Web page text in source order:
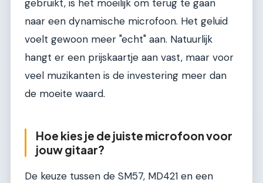
gebruikt, is het moeilijk om terug te gaan
naar een dynamische microfoon. Het geluid
voelt gewoon meer "echt" aan. Natuurlijk
hangt er een prijskaartje aan vast, maar voor
veel muzikanten is de investering meer dan
de moeite waard.
Hoe kies je de juiste microfoon voor
jouw gitaar?
De keuze tussen de SM57, MD421 en een